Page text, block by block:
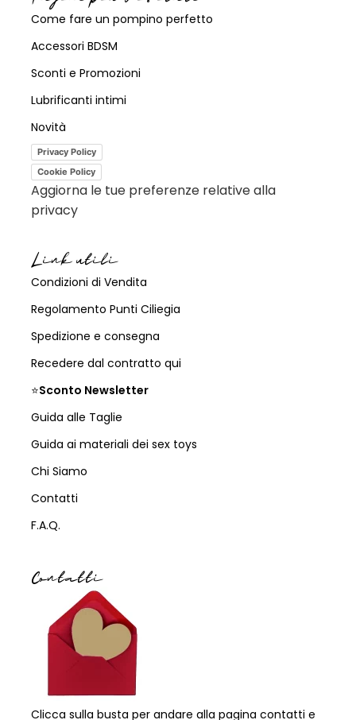
Come fare un pompino perfetto
Accessori BDSM
Sconti e Promozioni
Lubrificanti intimi
Novità
Privacy Policy
Cookie Policy
Aggiorna le tue preferenze relative alla
privacy
Link utili
Condizioni di Vendita
Regolamento Punti Ciliegia
Spedizione e consegna
Recedere dal contratto qui
⭐Sconto Newsletter
Guida alle Taglie
Guida ai materiali dei sex toys
Chi Siamo
Contatti
F.A.Q.
Contatti
Clicca sulla busta per andare alla pagina contatti e